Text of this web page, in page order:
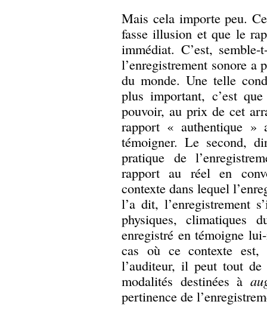
Mais cela importe peu.
fasse illusion et que le
immédiat. C’est,
l’enregistrement sonore a
du monde. Une telle
plus important, c’est
pouvoir, au prix de cet
rapport « authentique »
témoigner. Le second,
pratique de
rapport au réel en
contexte dans lequel
l’a dit, l’enregistrement
physiques,
enregistré en témoigne
cas où ce contexte est,
l’auditeur, il peut tout de
modalités destinées à
pertinence de